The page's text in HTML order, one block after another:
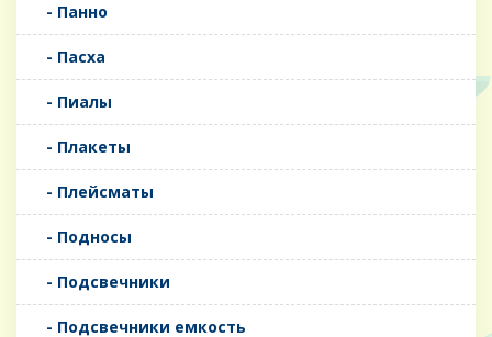
- Панно
- Пасха
- Пиалы
- Плакеты
- Плейсматы
- Подносы
- Подсвечники
- Подсвечники емкость